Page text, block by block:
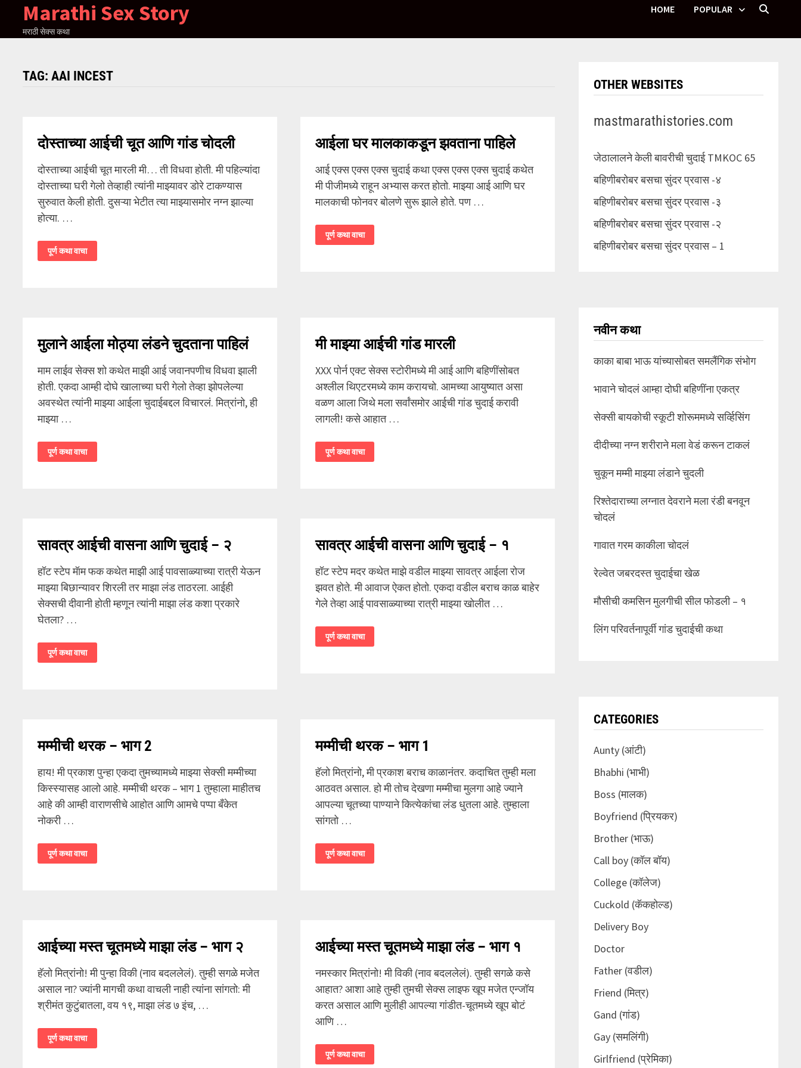
content
Marathi Sex Story
मराठी सेक्स कथा
HOME POPULAR
TAG:AAI INCEST
दोस्ताच्या आईची चूत आणि गांड चोदली
दोस्ताच्या आईची चूत मारली मी… ती विधवा होती. मी पहिल्यांदा
दोस्ताच्या घरी गेलो तेव्हाही त्यांनी माझ्यावर डोरे टाकण्यास
सुरुवात केली होती. दुसऱ्या भेटीत त्या माझ्यासमोर नग्न झाल्या
होत्या. …
दोस्ताच्या
आईची
चूत
पूर्ण कथा वाचा
आईला घर मालकाकडून झवताना पाहिले
आई एक्स एक्स एक्स चुदाई कथा एक्स एक्स एक्स चुदाई कथेत
मी पीजीमध्ये राहून अभ्यास करत होतो. माझ्या आई आणि घर
मालकाची फोनवर बोलणे सुरू झाले होते. पण …
आईला
घर
मालकाकडून
पूर्ण कथा वाचा
मुलाने आईला मोठ्या लंडने चुदताना पाहिलं
माम लाईव सेक्स शो कथेत माझी आई जवानपणीच विधवा झाली
होती. एकदा आम्ही दोघे खालाच्या घरी गेलो तेव्हा झोपलेल्या
अवस्थेत त्यांनी माझ्या आईला चुदाईबद्दल विचारलं. मित्रांनो, ही
माझ्या …
मुलाने
आईला
मोठ्या
पूर्ण कथा वाचा
मी माझ्या आईची गांड मारली
XXX पोर्न एक्ट सेक्स स्टोरीमध्ये मी आई आणि बहिणींसोबत
अश्लील थिएटरमध्ये काम करायचो. आमच्या आयुष्यात असा
वळण आला जिथे मला सर्वांसमोर आईची गांड चुदाई करावी
लागली! कसे आहात …
मी
माझ्या
आईची
पूर्ण कथा वाचा
सावत्र आईची वासना आणि चुदाई – २
हॉट स्टेप मॅाम फक कथेत माझी आई पावसाळ्याच्या रात्री येऊन
माझ्या बिछान्यावर शिरली तर माझा लंड ताठरला. आईही
सेक्सची दीवानी होती म्हणून त्यांनी माझा लंड कशा प्रकारे
घेतला? …
सावत्र
आईची
वासना
पूर्ण कथा वाचा
सावत्र आईची वासना आणि चुदाई – १
हॉट स्टेप मदर कथेत माझे वडील माझ्या सावत्र आईला रोज
झवत होते. मी आवाज ऐकत होतो. एकदा वडील बराच काळ बाहेर
गेले तेव्हा आई पावसाळ्याच्या रात्री माझ्या खोलीत …
सावत्र
आईची
वासना
पूर्ण कथा वाचा
मम्मीची थरक – भाग 2
हाय! मी प्रकाश पुन्हा एकदा तुमच्यामध्ये माझ्या सेक्सी मम्मीच्या
किस्स्यासह आलो आहे. मम्मीची थरक – भाग 1 तुम्हाला माहीतच
आहे की आम्ही वाराणसीचे आहोत आणि आमचे पप्पा बँकेत
नोकरी …
मम्मीची
थरक
–
पूर्ण कथा वाचा
मम्मीची थरक – भाग 1
हॅलो मित्रांनो, मी प्रकाश बराच काळानंतर. कदाचित तुम्ही मला
आठवत असाल. हो मी तोच देखणा मम्मीचा मुलगा आहे ज्याने
आपल्या चूतच्या पाण्याने कित्येकांचा लंड धुतला आहे. तुम्हाला
सांगतो …
मम्मीची
थरक
–
पूर्ण कथा वाचा
आईच्या मस्त चूतमध्ये माझा लंड – भाग २
हॅलो मित्रांनो! मी पुन्हा विकी (नाव बदललेलं). तुम्ही सगळे मजेत
असाल ना? ज्यांनी मागची कथा वाचली नाही त्यांना सांगतो: मी
श्रीमंत कुटुंबातला, वय १९, माझा लंड ७ इंच, …
आईच्या
मस्त
चूतमध्ये
पूर्ण कथा वाचा
आईच्या मस्त चूतमध्ये माझा लंड – भाग १
नमस्कार मित्रांनो! मी विकी (नाव बदललेलं). तुम्ही सगळे कसे
आहात? आशा आहे तुम्ही तुमची सेक्स लाइफ खूप मजेत एन्जॉय
करत असाल आणि मुलीही आपल्या गांडीत-चूतमध्ये खूप बोटं
आणि …
आईच्या
मस्त
चूतमध्ये
पूर्ण कथा वाचा
OTHER WEBSITES
mastmarathistories.com
जेठालालने केली बावरीची चुदाई TMKOC 65
बहिणीबरोबर बसचा सुंदर प्रवास -४
बहिणीबरोबर बसचा सुंदर प्रवास -३
बहिणीबरोबर बसचा सुंदर प्रवास -२
बहिणीबरोबर बसचा सुंदर प्रवास – 1
नवीन कथा
काका बाबा भाऊ यांच्यासोबत समलैंगिक संभोग
भावाने चोदलं आम्हा दोघी बहिणींना एकत्र
सेक्सी बायकोची स्कूटी शोरूममध्ये सर्व्हिसिंग
दीदीच्या नग्न शरीराने मला वेडं करून टाकलं
चुकून मम्मी माझ्या लंडाने चुदली
रिश्तेदाराच्या लग्नात देवराने मला रंडी बनवून
चोदलं
गावात गरम काकीला चोदलं
रेल्वेत जबरदस्त चुदाईचा खेळ
मौसीची कमसिन मुलगीची सील फोडली – १
लिंग परिवर्तनापूर्वी गांड चुदाईची कथा
CATEGORIES
Aunty (आंटी)
Bhabhi (भाभी)
Boss (मालक)
Boyfriend (प्रियकर)
Brother (भाऊ)
Call boy (कॉल बॉय)
College (कॉलेज)
Cuckold (कॅकहोल्ड)
Delivery Boy
Doctor
Father (वडील)
Friend (मित्र)
Gand (गांड)
Gay (समलिंगी)
Girlfriend (प्रेमिका)